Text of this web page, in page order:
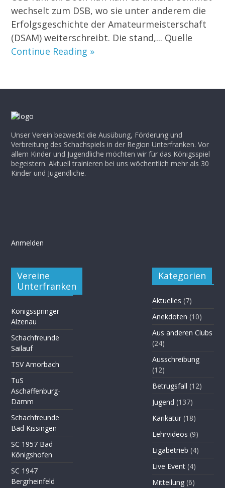
wechselt zum DSB, wo sie unter anderem die
Erfolgsgeschichte der Amateurmeisterschaft
(DSAM) weiterschreibt. Die stand,... Quelle
Continue Reading »
Unser Verein bezweckt die Ausübung, Förderung und
Verbreitung des Schachspiels in der Region Unterfranken. Vor
allem Kinder und Jugendliche möchten wir für das Königsspiel
begeistern. Aktuell trainieren bei uns wöchentlich mehr als 30
Kinder und Jugendliche.
Anmelden
Vereine
Unterfranken
Königsspringer
Alzenau
Schachfreunde
Sailauf
TSV Amorbach
TuS
Aschaffenburg-
Damm
Schachfreunde
Bad Kissingen
SC 1957 Bad
Königshofen
SC 1947
Bergrheinfeld
Kategorien
Aktuelles (7)
Anekdoten (10)
Aus anderen Clubs
(24)
Ausschreibung
(12)
Betrugsfall (12)
Jugend (137)
Karikatur (18)
Lehrvideos (9)
Ligabetrieb (4)
Live Event (4)
Mitteilung (6)